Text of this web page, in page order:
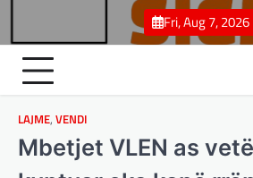
content
Fri, Aug 7, 2026
LAJME, VENDI
Mbetjet VLEN as